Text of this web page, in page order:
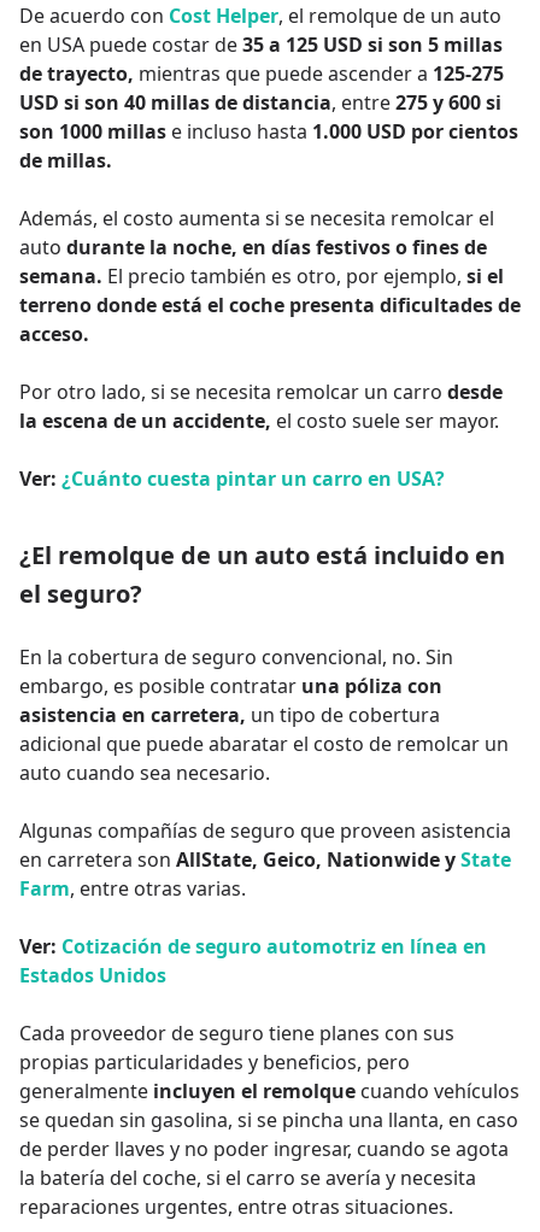
De acuerdo con Cost Helper, el remolque de un auto
en USA puede costar de35 a 125 USD si son 5 millas
de trayecto, mientras que puede ascender a 125-275
USD si son 40 millas de distancia, entre275 y 600 si
son 1000 millas e incluso hasta 1.000 USD por cientos
de millas.
Además, el costo aumenta si se necesita remolcar el
auto durante la noche, en días festivos o fines de
semana. El precio también es otro, por ejemplo, si el
terreno donde está el coche presenta dificultades de
acceso.
Por otro lado, si se necesita remolcar un carro desde
la escena de un accidente, el costo suele ser mayor.
Ver: ¿Cuánto cuesta pintar un carro en USA?
¿El remolque de un auto está incluido en
el seguro?
En la cobertura de seguro convencional, no. Sin
embargo, es posible contratar una póliza con
asistencia en carretera, un tipo de cobertura
adicional que puede abaratar el costo de remolcar un
auto cuando sea necesario.
Algunas compañías de seguro que proveen asistencia
en carretera son AllState, Geico, Nationwide yState
Farm, entre otras varias.
Ver: Cotización de seguro automotriz en línea en
Estados Unidos
Cada proveedor de seguro tiene planes con sus
propias particularidades y beneficios, pero
generalmente incluyen el remolque cuando vehículos
se quedan sin gasolina, si se pincha una llanta, en caso
de perder llaves y no poder ingresar, cuando se agota
la batería del coche, si el carro se avería y necesita
reparaciones urgentes, entre otras situaciones.